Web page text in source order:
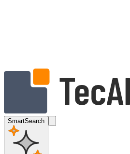
SmartSearch